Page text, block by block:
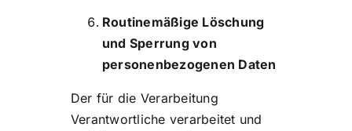
Routinemäßige Löschung
und Sperrung von
personenbezogenen Daten
Der für die Verarbeitung
Verantwortliche verarbeitet und